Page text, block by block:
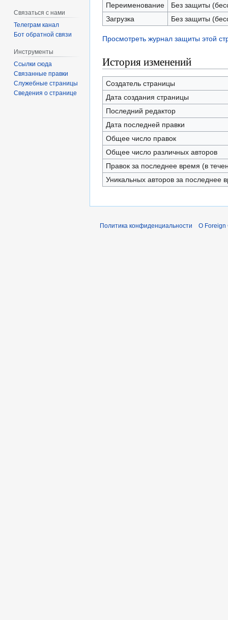
Переименование
Без защиты
Загрузка
Без защиты
Просмотреть журнал защиты этой
История изменений
Создатель страницы
Дата создания страницы
Последний редактор
Дата последней правки
Общее число правок
Общее число различных авторов
Правок за последнее время (в
Уникальных авторов за последнее
Связаться с нами
Телеграм канал
Бот обратной связи
Инструменты
Ссылки сюда
Связанные правки
Служебные страницы
Сведения о странице
Политика конфиденциальности О Foreign